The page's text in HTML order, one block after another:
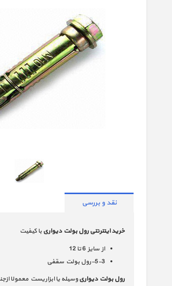
نقد و بررسی
خرید اینترنتی رول بولت دیواری با کیفیت
از سایز 6 تا 12
5-3-رول بولت سقفی
رول بولت دیواری